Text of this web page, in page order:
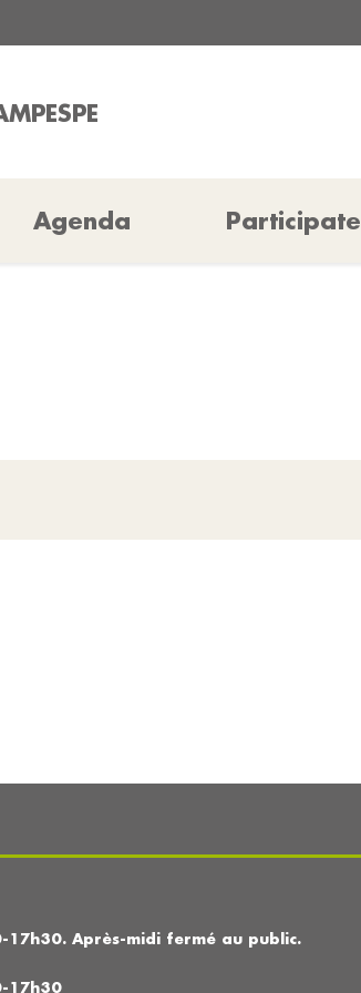
Agenda Participate
Après-midi fermé au public.
17h30